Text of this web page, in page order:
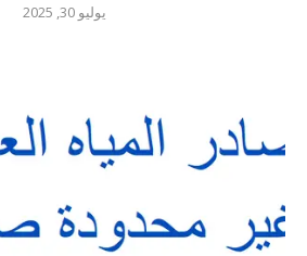
يوليو 30, 2025